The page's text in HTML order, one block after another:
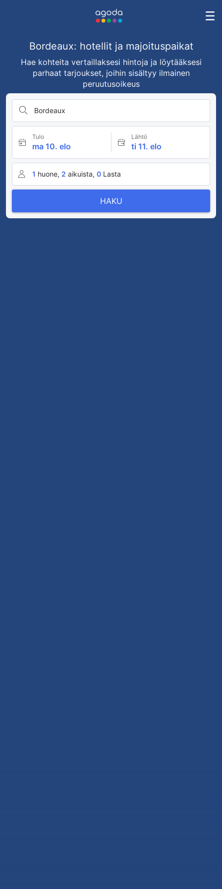
Bordeaux: hotellit ja majoituspaikat
Hae kohteita vertaillaksesi hintoja ja löytääksesi
parhaat tarjoukset, joihin sisältyy ilmainen
peruutusoikeus
Bordeaux
Tulo
ma 10. elo
Lähtö
ti 11. elo
1 huone, 2 aikuista, 0 Lasta
HAKU